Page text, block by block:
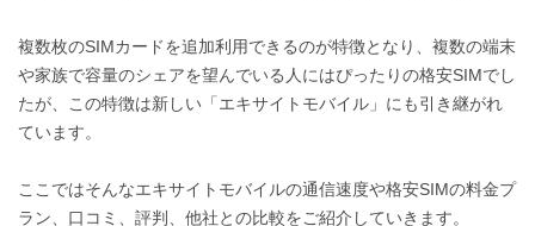
複数枚のSIMカードを追加利用できるのが特徴となり、複数の端末
や家族で容量のシェアを望んでいる人にはぴったりの格安SIMでし
たが、この特徴は新しい「エキサイトモバイル」にも引き継がれ
ています。
ここではそんなエキサイトモバイルの通信速度や格安SIMの料金プ
ラン、口コミ、評判、他社との比較をご紹介していきます。